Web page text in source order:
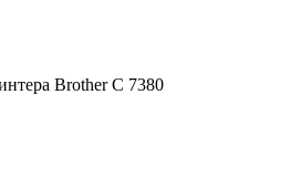
Brother C 7380